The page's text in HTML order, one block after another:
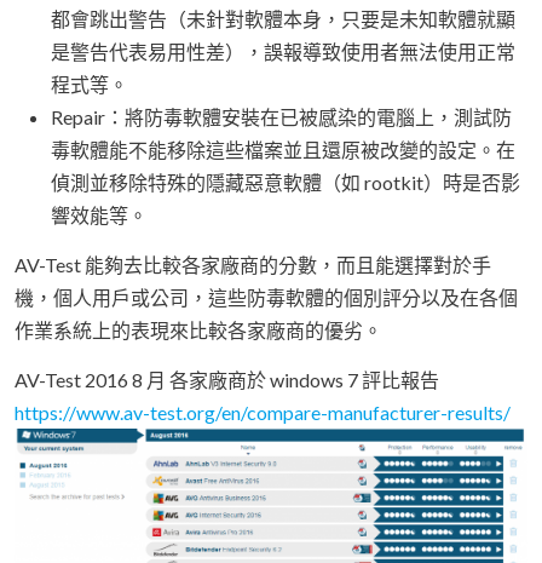
都會跳出警告（未針對軟體本身，只要是未知軟體就顯
是警告代表易用性差），誤報導致使用者無法使用正常
程式等。
Repair：將防毒軟體安裝在已被感染的電腦上，測試防
毒軟體能不能移除這些檔案並且還原被改變的設定。在
偵測並移除特殊的隱藏惡意軟體（如 rootkit）時是否影
響效能等。
AV-Test 能夠去比較各家廠商的分數，而且能選擇對於手
機，個人用戶或公司，這些防毒軟體的個別評分以及在各個
作業系統上的表現來比較各家廠商的優劣。
AV-Test 2016 8 月 各家廠商於 windows 7 評比報告
https://www.av-test.org/en/compare-manufacturer-results/